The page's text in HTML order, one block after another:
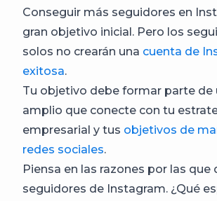
Conseguir más seguidores en
gran objetivo inicial. Pero los
solos no crearán una cuenta de
exitosa.
Tu objetivo debe formar parte de
amplio que conecte con tu
empresarial y tus objetivos de
redes sociales.
Piensa en las razones por las que
seguidores de Instagram. ¿Qué